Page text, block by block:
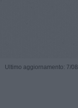
Ultimo aggiornamento: 7/